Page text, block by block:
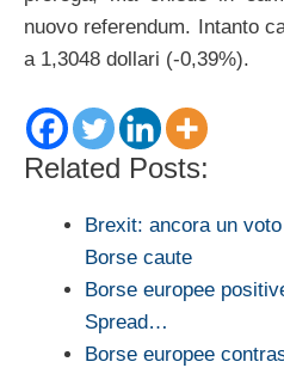
nuovo referendum. Intanto
a 1,3048 dollari (-0,39%).
Related Posts:
Brexit: ancora un
Borse caute
Borse europee
Spread…
Borse europee